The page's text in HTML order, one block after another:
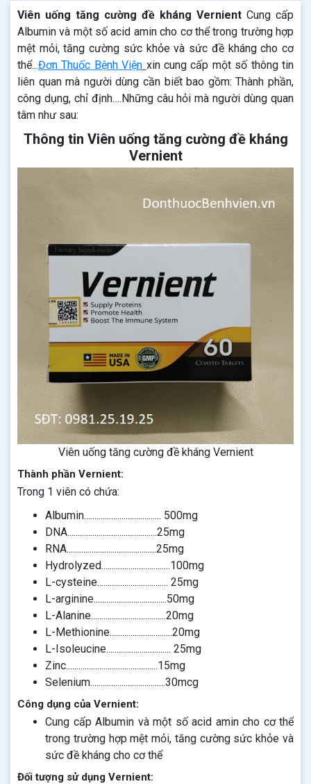
Viên uống tăng cường đề kháng Vernient Cung cấp
Albumin và một số acid amin cho cơ thể trong trường hợp
mệt mỏi, tăng cường sức khỏe và sức đề kháng cho cơ
thể...Đơn Thuốc Bệnh Viện xin cung cấp một số thông tin
liên quan mà người dùng cần biết bao gồm: Thành phần,
công dụng, chỉ định….Những câu hỏi mà người dùng quan
tâm như sau:
Thông tin Viên uống tăng cường đề kháng
Vernient
Viên uống tăng cường đề kháng Vernient
Thành phần Vernient:
Trong 1 viên có chứa:
Albumin..................................... 500mg
DNA...........................................25mg
RNA...........................................25mg
Hydrolyzed.................................100mg
L-cysteine.................................. 25mg
L-arginine...................................50mg
L-Alanine....................................20mg
L-Methionine..............................20mg
L-Isoleucine............................... 25mg
Zinc............................................15mg
Selenium....................................30mcg
Công dụng của Vernient:
Cung cấp Albumin và một số acid amin cho cơ thể
trong trường hợp mệt mỏi, tăng cường sức khỏe và
sức đề kháng cho cơ thể
Đối tượng sử dụng Vernient: